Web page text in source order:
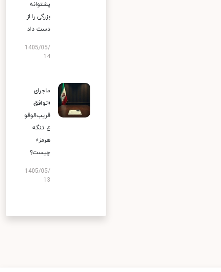
پشتوانه
بزرگی را از
دست داد
1405/05/
14
ماجرای
«توافق
قریب‌الوقو
ع تنگه
هرمز»
چیست؟
1405/05/
13